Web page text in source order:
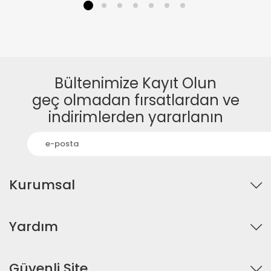
2 3 4 5 6 7
Bültenimize Kayıt Olun
geç olmadan fırsatlardan ve
indirimlerden yararlanın
Kurumsal
Yardım